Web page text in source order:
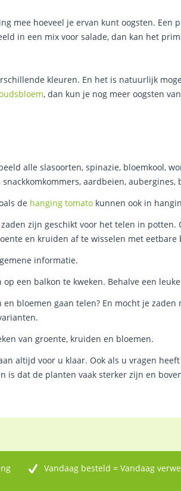
mee hoeveel je ervan kunt oogsten. Een
in een mix voor salade, dan kan het
kleuren. En het is natuurlijk
, dan kun je nog meer oogsten
alle slasoorten, spinazie, bloemkool,
aardbeien, aubergines,
de hanging tomato kunnen ook in
zijn geschikt voor het telen in
en kruiden af te wisselen met
informatie.
een balkon te kweken. Behalve een
bloemen gaan telen? En mocht je
van groente, kruiden en bloemen.
altijd voor u klaar. Ook als u vragen
is dat de planten vaak sterker zijn en
Vandaag besteld = Vandaag